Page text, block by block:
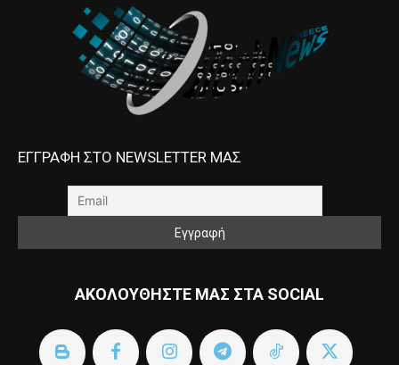
ΕΓΓΡΑΦΗ ΣΤΟ NEWSLETTER ΜΑΣ
ΑΚΟΛΟΥΘΗΣΤΕ ΜΑΣ ΣΤΑ SOCIAL